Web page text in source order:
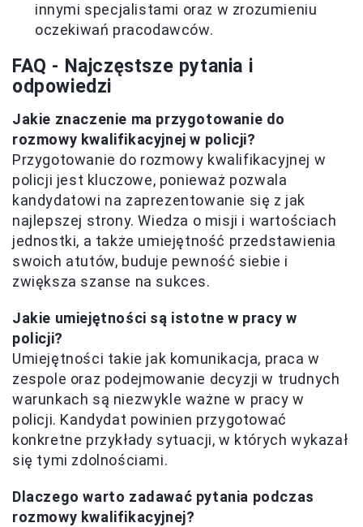
innymi specjalistami oraz w zrozumieniu
oczekiwań pracodawców.
FAQ - Najczęstsze pytania i
odpowiedzi
Jakie znaczenie ma przygotowanie do
rozmowy kwalifikacyjnej w policji?
Przygotowanie do rozmowy kwalifikacyjnej w
policji jest kluczowe, ponieważ pozwala
kandydatowi na zaprezentowanie się z jak
najlepszej strony. Wiedza o misji i wartościach
jednostki, a także umiejętność przedstawienia
swoich atutów, buduje pewność siebie i
zwiększa szanse na sukces.
Jakie umiejętności są istotne w pracy w
policji?
Umiejętności takie jak komunikacja, praca w
zespole oraz podejmowanie decyzji w trudnych
warunkach są niezwykle ważne w pracy w
policji. Kandydat powinien przygotować
konkretne przykłady sytuacji, w których wykazał
się tymi zdolnościami.
Dlaczego warto zadawać pytania podczas
rozmowy kwalifikacyjnej?